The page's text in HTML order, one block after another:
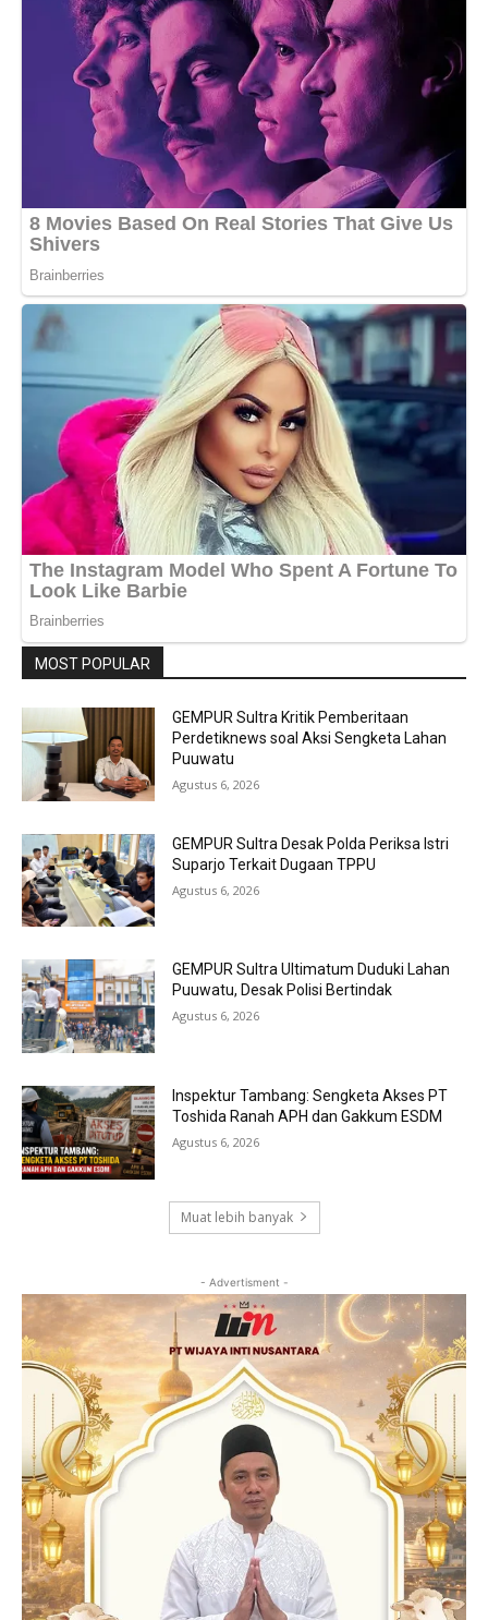
MOST POPULAR
GEMPUR Sultra Kritik Pemberitaan
Perdetiknews soal Aksi Sengketa Lahan
Puuwatu
Agustus 6, 2026
GEMPUR Sultra Desak Polda Periksa Istri
Suparjo Terkait Dugaan TPPU
Agustus 6, 2026
GEMPUR Sultra Ultimatum Duduki Lahan
Puuwatu, Desak Polisi Bertindak
Agustus 6, 2026
Inspektur Tambang: Sengketa Akses PT
Toshida Ranah APH dan Gakkum ESDM
Agustus 6, 2026
Muat lebih banyak
- Advertisment -